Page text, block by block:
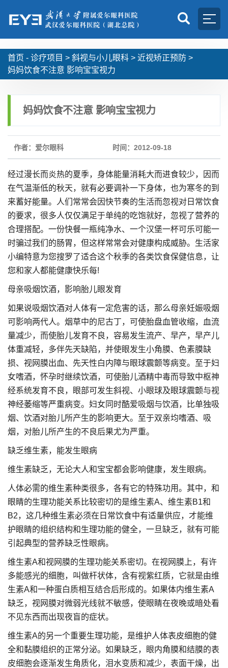
首页 - 诊疗项目 > 斜视与小儿眼科 > 近视矫正预防 >
妈妈饮食不注意 影响宝宝视力
妈妈饮食不注意 影响宝宝视力
作者：爱尔眼科 时间：2012-09-18
经过漫长而炎热的夏季，身体能量消耗大而进食较少，因而
在气温渐低的秋天，就有必要调补一下身体，也为寒冬的到
来蓄好能量。人们常常会因快节奏的生活而忽视对日常饮食
的要求，很多人仅仅满足于单纯的吃饱就好，忽视了营养的
合理搭配。一份快餐一瓶纯净水、一个汉堡一杯可乐可能一
时骗过我们的肠胃，但这样常常会对健康构成威胁。生活家
小编特意为您搜罗了适合这个秋季的各类饮食保健信息，让
您和家人都能健康快乐每!
母亲吸烟饮酒，影响胎儿眼发育
如果说吸烟饮酒对人体有一定危害的话，那么母亲妊娠吸烟
可影响两代人。烟草中的尼古丁，可使胎盘血管收缩，血流
量减少，而使胎儿发育不良，容易发生流产、早产，早产儿
体重减轻，多伴先天缺陷，并使眼发生小角膜、色素膜缺
损、视网膜出血、先天性白内障与眼球震颤等病变。至于妇
女嗜酒，怀孕时继续饮酒，可使胎儿酒精中毒而导致中枢神
经系统发育不良，眼部可发生斜视、小眼球及眼球震颤与视
神经萎缩等严重病变。妇女同时酷爱吸烟与饮酒，比单独吸
烟、饮酒对胎儿所产生的影响更大。至于双亲均嗜酒、吸
烟，对胎儿所产生的不良后果尤为严重。
缺乏维生素，能发生眼病
维生素缺乏，无论大人和宝宝都会影响健康，发生眼病。
人体必需的维生素种类很多，各有它的特殊功用。其中，和
眼睛的生理功能关系比较密切的是维生素A、维生素B1和
B2，这几种维生素必须在日常饮食中有适量供应，才能维
护眼睛的组织结构和生理功能的健全，一旦缺乏，就有可能
引起典型的营养缺乏性眼病。
维生素A和视网膜的生理功能关系密切。在视网膜上，有许
多能感光的细胞，叫做杆状体，含有视紫红质，它就是由维
生素A和一种蛋白质相互结合后形成的。如果体内维生素A
缺乏，视网膜对微弱光线就不敏感，使眼睛在夜晚或暗处看
不见东西而出现夜盲的症状。
维生素A的另一个重要生理功能，是维护人体表皮细胞的健
全和黏膜组织的正常分泌。如果缺乏，眼内角膜和结膜的表
皮细胞会逐渐发生角质化，泪水变质和减少，表面干燥，出